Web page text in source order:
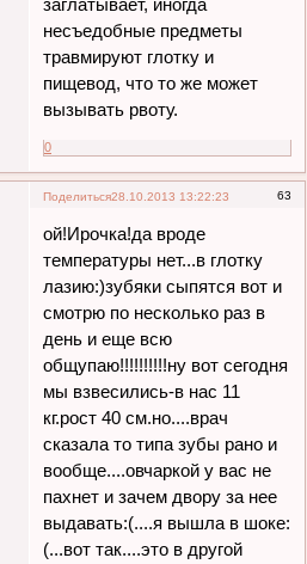
заглатывает, иногда
несъедобные предметы
травмируют глотку и
пищевод, что то же может
вызывать рвоту.
0
Поделиться 63
28.10.2013 13:22:23
ой!Ирочка!да вроде
температуры нет...в глотку
лазию:)зубяки сыпятся вот и
смотрю по несколько раз в
день и еще всю
общупаю!!!!!!!!!!ну вот сегодня
мы взвесились-в нас 11
кг.рост 40 см.но....врач
сказала то типа зубы рано и
вообще....овчаркой у вас не
пахнет и зачем двору за нее
выдавать:(....я вышла в шоке:
(...вот так....это в другой